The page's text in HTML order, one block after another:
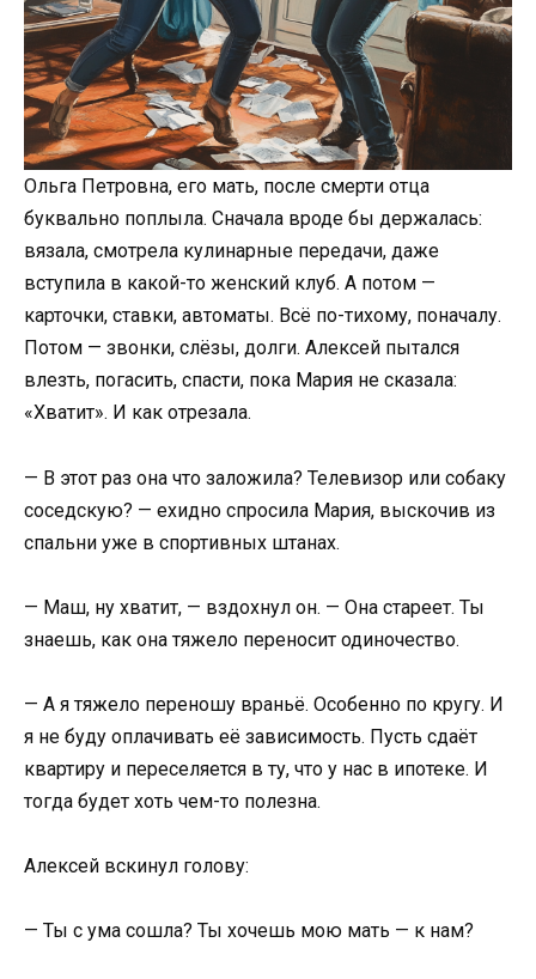
Ольга Петровна, его мать, после смерти отца
буквально поплыла. Сначала вроде бы держалась:
вязала, смотрела кулинарные передачи, даже
вступила в какой-то женский клуб. А потом —
карточки, ставки, автоматы. Всё по-тихому, поначалу.
Потом — звонки, слёзы, долги. Алексей пытался
влезть, погасить, спасти, пока Мария не сказала:
«Хватит». И как отрезала.
— В этот раз она что заложила? Телевизор или собаку
соседскую? — ехидно спросила Мария, выскочив из
спальни уже в спортивных штанах.
— Маш, ну хватит, — вздохнул он. — Она стареет. Ты
знаешь, как она тяжело переносит одиночество.
— А я тяжело переношу враньё. Особенно по кругу. И
я не буду оплачивать её зависимость. Пусть сдаёт
квартиру и переселяется в ту, что у нас в ипотеке. И
тогда будет хоть чем-то полезна.
Алексей вскинул голову:
— Ты с ума сошла? Ты хочешь мою мать — к нам?